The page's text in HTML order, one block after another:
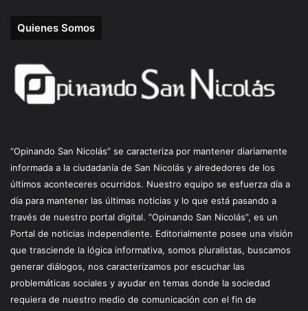
Quienes Somos
“Opinando San Nicolás” se caracteriza por mantener diariamente
informada a la ciudadanía de San Nicolás y alrededores de los
últimos aconteceres ocurridos. Nuestro equipo se esfuerza día a
día para mantener las últimas noticias y lo que está pasando a
través de nuestro portal digital. “Opinando San Nicolás”, es un
Portal de noticias independiente. Editorialmente posee una visión
que trasciende la lógica informativa, somos pluralistas, buscamos
generar diálogos, nos caracterizamos por escuchar las
problemáticas sociales y ayudar en temas donde la sociedad
requiera de nuestro medio de comunicación con el fin de